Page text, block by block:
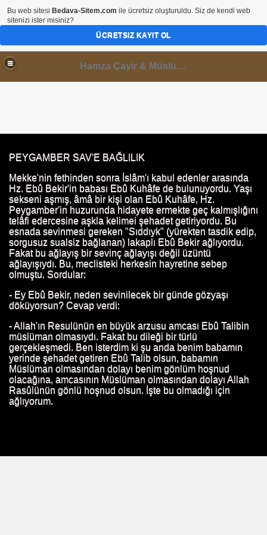
Hamza Çayir & Müslüminal Paylaşımlar
PEYGAMBER SAV'E BAĞLILIK
Mekke'nin fethinden sonra İslâm'ı kabul edenler arasında
Hz. Ebû Bekir'in babası Ebû Kuhâfe de bulunuyordu. Yaşı
sekseni aşmış, âmâ bir kişi olan Ebû Kuhâfe, Hz.
Peygamber'in huzurunda hidayete ermekte geç kalmışlığını
telâfi edercesine aşkla kelimei şehadet getiriyordu. Bu
esnada sevinmesi gereken "Sıddıyk" (yürekten tasdik edip,
sorgusuz sualsiz bağlanan) lakaplı Ebû Bekir ağlıyordu.
Fakat bu ağlayış bir sevinç ağlayışı değil üzüntü
ağlayışıydı. Bu, meclisteki herkesin hayretine sebep
olmuştu. Sordular:
- Ey Ebû Bekir, neden sevinilecek bir günde gözyaşı
döküyorsun? Cevap verdi:
- Allah'ın Resulünün en büyük arzusu amcası Ebû Talibin
müslüman olmasıydı. Fakat bu dileği bir türlü
gerçekleşmedi. Ben isterdim ki şu anda benim babamın
yerinde şehadet getiren Ebû Talib olsun, babamın
Müslüman olmasından dolayı benim gönlüm hoşnud
olacağına, amcasının Müslüman olmasından dolayı Allah
Rasûlünün gönlü hoşnud olsun. İşte bu olmadığı için
ağlıyorum.
hikaye
belli olmaz.
Bu web sitesi Bedava-Sitem.com ile ücretsiz oluşturuldu. Siz de kendi web
sitenizi ister misiniz?
ÜCRETSIZ KAYIT OL